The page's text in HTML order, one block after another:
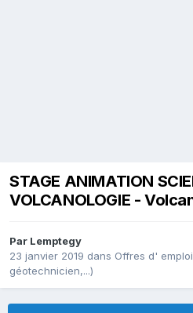
STAGE ANIMATION
VOLCANOLOGIE -
Par Lemptegy
23 janvier 2019 dans Offres d'
géotechnicien,...)